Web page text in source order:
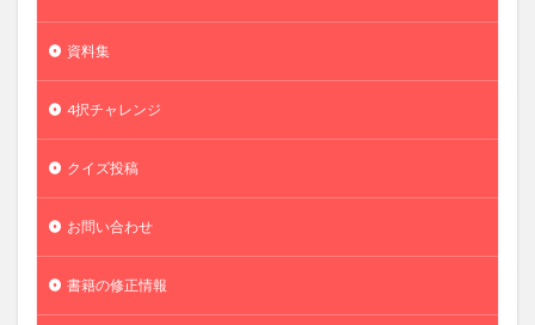
資料集
4択チャレンジ
クイズ投稿
お問い合わせ
書籍の修正情報